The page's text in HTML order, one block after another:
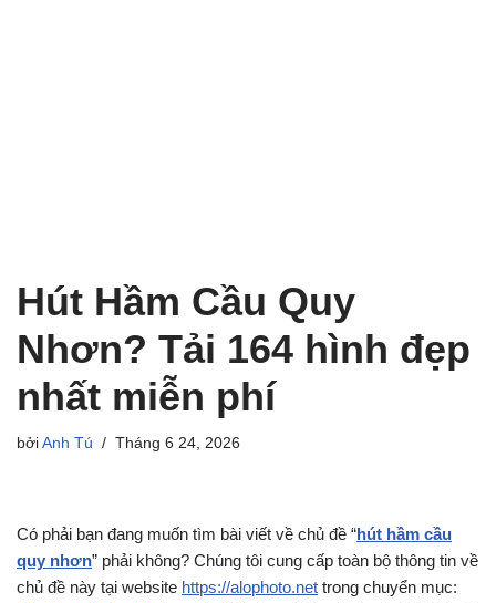
Hút Hầm Cầu Quy
Nhơn? Tải 164 hình đẹp
nhất miễn phí
bởi Anh Tú Tháng 6 24, 2026
Có phải bạn đang muốn tìm bài viết về chủ đề “hút hầm cầu
quy nhơn” phải không? Chúng tôi cung cấp toàn bộ thông tin về
chủ đề này tại website https://alophoto.net trong chuyển mục: